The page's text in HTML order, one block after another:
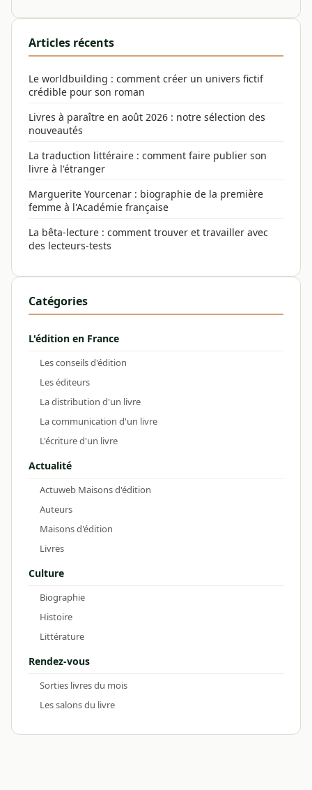
Articles récents
Le worldbuilding : comment créer un univers fictif
crédible pour son roman
Livres à paraître en août 2026 : notre sélection des
nouveautés
La traduction littéraire : comment faire publier son
livre à l'étranger
Marguerite Yourcenar : biographie de la première
femme à l'Académie française
La bêta-lecture : comment trouver et travailler avec
des lecteurs-tests
Catégories
L'édition en France
Les conseils d'édition
Les éditeurs
La distribution d'un livre
La communication d'un livre
L'écriture d'un livre
Actualité
Actuweb Maisons d'édition
Auteurs
Maisons d'édition
Livres
Culture
Biographie
Histoire
Littérature
Rendez-vous
Sorties livres du mois
Les salons du livre